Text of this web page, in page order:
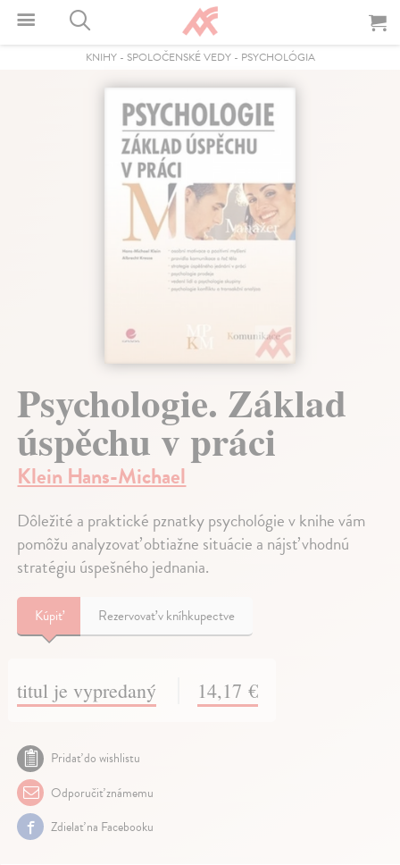
KNIHY- SPOLOČENSKÉ VEDY- PSYCHOLÓGIA
Psychologie. Základ
úspěchu v práci
Klein Hans-Michael
Dôležité a praktické pznatky psychológie v knihe vám
pomôžu analyzovať obtiažne situácie a nájsť vhodnú
stratégiu úspešného jednania.
Kúpiť Rezervovať v kníhkupectve
titul je vypredaný 14,17 €
Pridať do wishlistu
Odporučiť známemu
Zdielať na Facebooku